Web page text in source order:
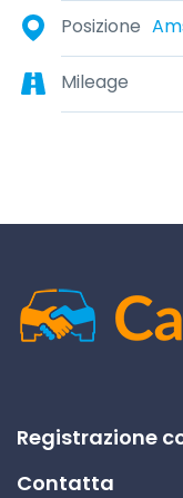
Posizione
Mileage
Registrazione
Contatta